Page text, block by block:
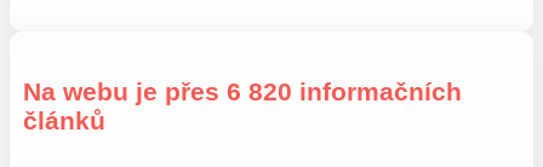
Na webu je přes 6 820 informačních
článků